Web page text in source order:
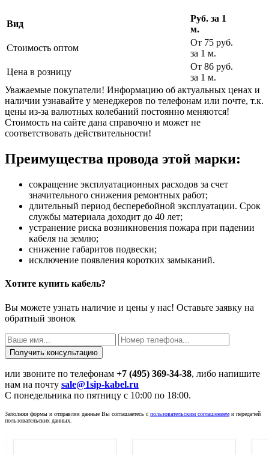
Вид
Руб. за 1
м.
Стоимость оптом
От 75 руб.
за 1 м.
Цена в розницу
От 86 руб.
за 1 м.
Уважаемые покупатели! Информацию об актуальных ценах и
наличии узнавайте у менеджеров по телефонам или почте, т.к.
цены из-за валютных колебаний постоянно меняются!
Стоимость на сайте дана справочно и может не
соответствовать действительности!
Преимущества провода этой марки:
сокращение эксплуатационных расходов за счет
значительного снижения ремонтных работ;
длительный период бесперебойной эксплуатации. Срок
службы материала доходит до 40 лет;
устранение риска возникновения пожара при падении
кабеля на землю;
снижение габаритов подвески;
исключение появления коротких замыканий.
Хотите купить кабель?
Вы можете узнать наличие и цены у нас! Оставьте заявку на
обратный звонок
или звоните по телефонам +7 (495) 369-34-38, либо напишите
нам на почту sale@1sip-kabel.ru
C понедельника по пятницу с 10:00 по 18:00.
Заполняя формы и отправляя данные Вы соглашаетесь с пользовательским соглашением и передачей
пользовательских данных.